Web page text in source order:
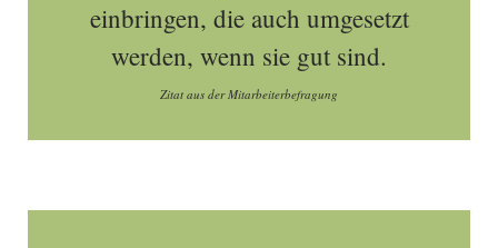
einbringen, die auch umgesetzt
werden, wenn sie gut sind.
Zitat aus der Mitarbeiterbefragung